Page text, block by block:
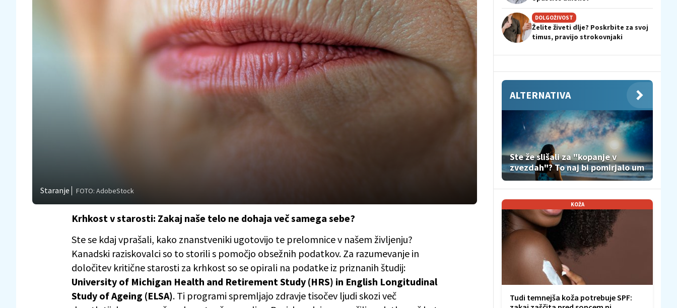
Staranje FOTO: AdobeStock
Krhkost v starosti: Zakaj naše telo ne dohaja več samega sebe?
Ste se kdaj vprašali, kako znanstveniki ugotovijo te prelomnice v našem življenju?
Kanadski raziskovalci so to storili s pomočjo obsežnih podatkov. Za razumevanje in
določitev kritične starosti za krhkost so se opirali na podatke iz priznanih študij:
University of Michigan Health and Retirement Study (HRS) in English Longitudinal
Study of Ageing (ELSA). Ti programi spremljajo zdravje tisočev ljudi skozi več
DOLGOŽIVOST
Želite živeti dlje? Poskrbite za svoj
timus, pravijo strokovnjaki
ALTERNATIVA
Ste že slišali za "kopanje v
zvezdah"? To naj bi pomirjalo um
KOŽA
Tudi temnejša koža potrebuje SPF: